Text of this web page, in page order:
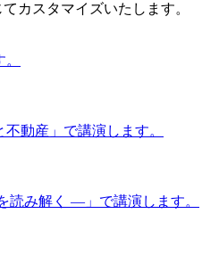
カスタマイズいたします。
動産」で講演します。
読み解く ―」で講演します。